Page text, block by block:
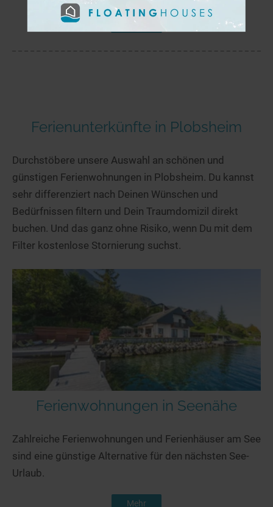
mehr
Ferienunterkünfte in Plobsheim
Durchstöbere unsere Auswahl an schönen und
günstigen Ferienwohnungen in Plobsheim. Du kannst
sehr differenziert nach Deinen Wünschen und
Bedürfnissen filtern und Dein Traumdomizil direkt
buchen. Und das ganz ohne Risiko, wenn Du mit dem
Filter kostenlose Stornierung suchst.
Ferienwohnungen in Seenähe
Zahlreiche Ferienwohnungen und Ferienhäuser am See
sind eine günstige Alternative für den nächsten See-
Urlaub.
Mehr